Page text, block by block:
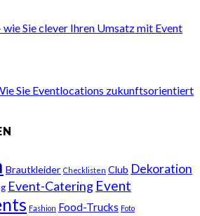
wie Sie clever Ihren Umsatz mit Event
Sie Eventlocations zukunftsorientiert
Brautkleider Checklisten Club Dekoration
Event-Catering Event
Fashion Food-Trucks Foto